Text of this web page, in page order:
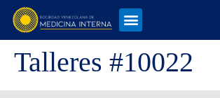
Talleres #10022